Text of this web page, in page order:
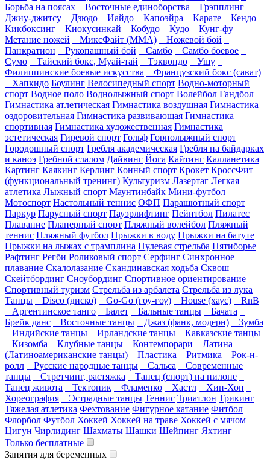
Борьба на поясах
Восточные единоборства
Грэпплинг
Джиу-джитсу
Дзюдо Иайдо Капоэйра Карате
Кендо
Кикбоксинг
Киокусинкай Кобудо Кудо
Кунг-фу
Метание ножей
МиксФайт (ММА)
Ножевой бой
Панкратион
Рукопашный бой Самбо
Самбо боевое
Сумо
Тайский бокс, Муай-тай Тэквондо
Ушу
Филиппинские боевые искусства
Французский бокс (сават)
Хапкидо Боулинг Велосипедный спорт Водно-моторный
спорт Водное поло Воднолыжный спорт Волейбол Гандбол
Гимнастика атлетическая Гимнастика воздушная Гимнастика
оздоровительная Гимнастика развивающая Гимнастика
спортивная Гимнастика художественная Гимнастика
эстетическая Гиревой спорт Гольф Горнолыжный спорт
Городошный спорт Гребля академическая Гребля на байдарках
и каноэ Гребной слалом Дайвинг Йога Кайтинг Калланетика
Картинг Каякинг Керлинг Конный спорт Крокет КроссФит
(функциональный тренинг) Культуризм Лазертаг Легкая
атлетика Лыжный спорт Маунтинбайк Мини-футбол
Мотоспорт Настольный теннис ОФП Парашютный спорт
Паркур Парусный спорт Пауэрлифтинг Пейнтбол Пилатес
Плавание Планерный спорт Пляжный волейбол Пляжный
теннис Пляжный футбол Прыжки в воду Прыжки на батуте
Прыжки на лыжах с трамплина Пулевая стрельба Пятиборье
Рафтинг Регби Роликовый спорт Серфинг Синхронное
плавание Скалолазание Скандинавская ходьба Сквош
Скейтбординг Сноубординг Спортивное ориентирование
Спортивный туризм Стрельба из арбалета Стрельба из лука
Танцы
Disco (диско) Go-Go (гоу-гоу) House (хаус)
RnB
Аргентинское танго
Балет Бальные танцы
Бачата
Брейк данс
Восточные танцы Джаз (фанк, модерн)
Зумба
Индийские танцы
Ирландские танцы
Кавказские танцы
Кизомба
Клубные танцы Контемпорари
Латина
(Латиноамериканские танцы)
Пластика Ритмика
Рок-н-
ролл
Русские народные танцы Сальса
Современные
танцы
Стретчинг, растяжка
Танец (спорт) на пилоне
Танец живота
Тектоник Фламенко Хастл
Хип-Хоп
Хореография
Эстрадные танцы Теннис Триатлон Трикинг
Тяжелая атлетика Фехтование Фигурное катание Фитбол
Флорбол Футбол Хоккей Хоккей на траве Хоккей с мячом
Цигун Чирлидинг Шахматы Шашки Шейпинг Яхтинг
Только бесплатные
Занятия для беременных